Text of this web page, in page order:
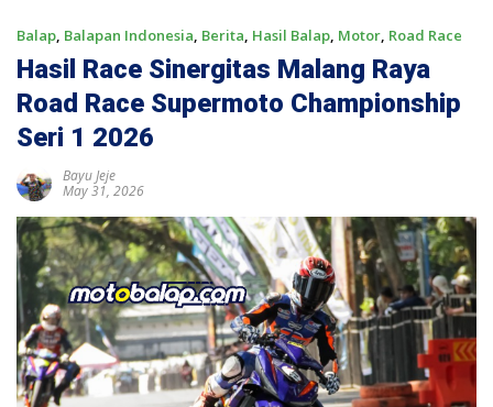
Balap Balapan Indonesia Berita Hasil Balap Motor Road Race
Hasil Race Sinergitas Malang Raya
Road Race Supermoto Championship
Seri 1 2026
Bayu Jeje
May 31, 2026